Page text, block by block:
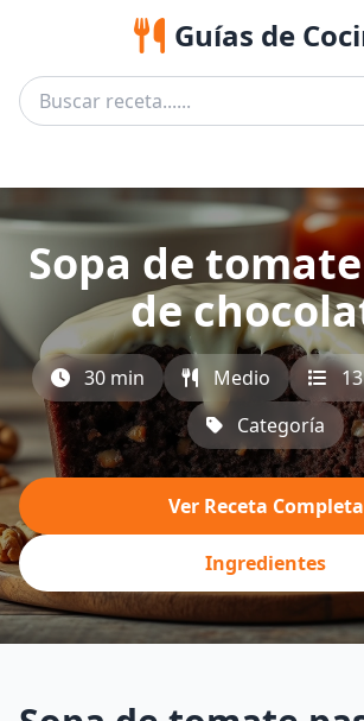
Guías de
Sopa de
de
30 min Medio
Categoría
Ver Receta Completa
Ingredientes